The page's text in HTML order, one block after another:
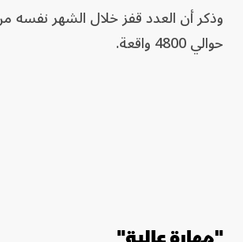
حوالي 4800 واقعة.